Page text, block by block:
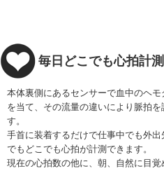
毎日どこでも心拍計測
本体裏側にあるセンサーで血中のヘモ
を当て、その流量の違いにより脈拍を
す。
手首に装着するだけで仕事中でも外出
でもどこでも心拍が計測できます。
現在の心拍数の他に、朝、自然に目覚